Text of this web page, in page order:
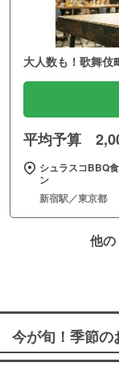
大人数も！歌舞伎
平均予算
シュラスコBBQ
ン
新宿駅／東京都
他の
今が旬！季節の